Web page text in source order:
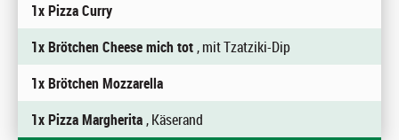
1x Pizza Curry
1x Brötchen Cheese mich tot, mit Tzatziki-Dip
1x Brötchen Mozzarella
1x Pizza Margherita, Käserand